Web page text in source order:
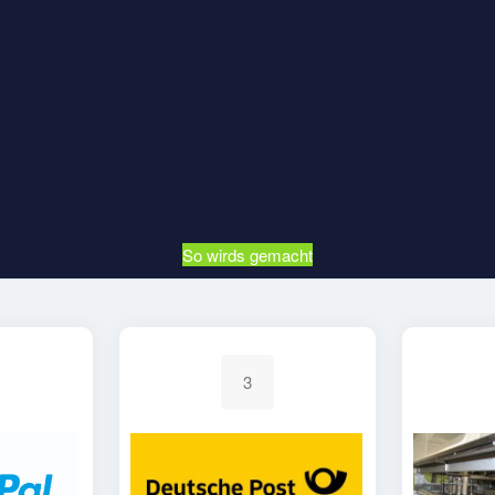
So wirds gemacht
3